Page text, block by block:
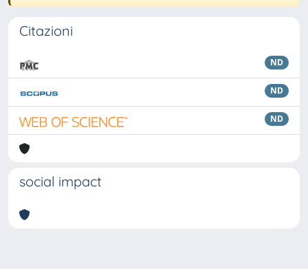
Citazioni
ND
ND
ND
social impact